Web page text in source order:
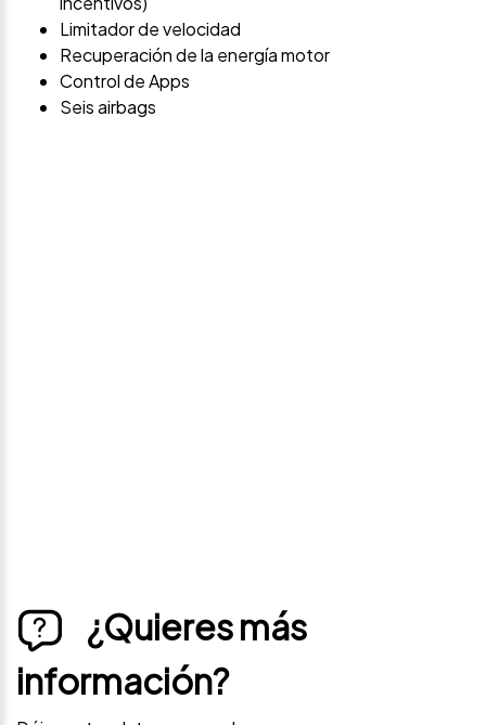
Limitador de velocidad
Recuperación de la energía motor
Control de Apps
Seis airbags
¿Quieres más
información?